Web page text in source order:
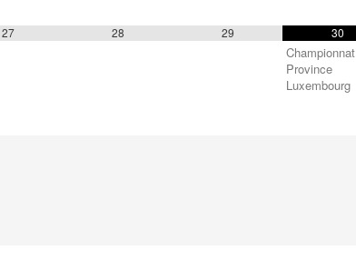
27 28 29 30
Championnat
Province
Luxembourg